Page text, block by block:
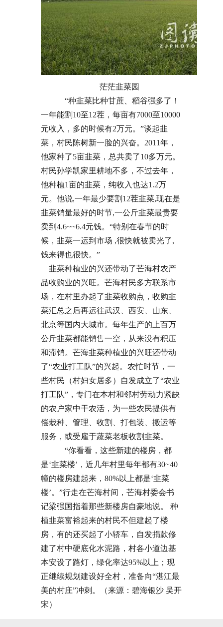
茫茫韭菜园
“种韭菜比种甘蔗、稻谷强多了！
一年能割10至12茬，每亩有7000至10000
元收入，多的时候有2万元。”谈起韭
菜，村民陈树新一脸的兴奋。2011年，
他家种了5亩韭菜，总共卖了10多万元。
村民孙学凯家里耕地不多，不过去年，
他种植1亩的韭菜，纯收入也达1.2万
元。他说,一年最少要割12茬韭菜,现在是
韭菜销量最好的时节,一公斤韭菜最贵要
卖到4.6~~6.4元钱。“特别在春节的时
候，韭菜一运到市场 ,很快就被卖光了,
钱来得也很快。”
韭菜种植业的兴还带动了芒海村农产
品收购业的兴旺。芒海村民多方联系市
场，在村里办起了韭菜收购点，收购韭
菜汇总之后再运往武汉、西安、山东、
北京等国内大城市。每年生产的上百万
公斤韭菜都能销售一空，从来没有积压
和滞销。芒海韭菜种植业的兴旺还带动
了“农业打工队”的兴起。农忙时节，一
些村民（村妇女居多）自发成立了“农业
打工队”，专门在本村和邻村劳动力紧缺
的农户家中干农活，为一些农民提供有
偿栽种、管理、收割、打包装、搬运等
服务，或受雇于蔬菜老板收割韭菜。
“你看看，这些新建的楼房，都
是‘韭菜楼’，近几年村里每年都有30~40
幢的楼房建起来，80%以上都是‘韭菜
楼’。”行走在芒海村间，芒海村委会书
记梁强国指着那些新楼房自豪地说。 种
植韭菜富裕起来的村民不但建起了楼
房，有的还买起了小轿车，自发捐款修
建了村中硬底化水泥路，村各小道边基
本安设了路灯，绿化率达95%以上；现
正继续规划建设好全村，准备向“湛江最
美的村庄”冲刺。（来源：碧海银沙 吴开
宋）